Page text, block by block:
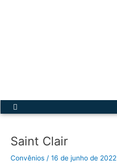
Menu
Saint Clair
Convênios /16 de junho de 2022